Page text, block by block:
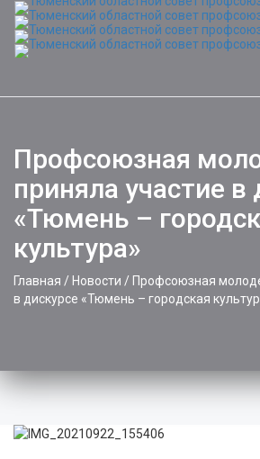
Профсоюзная
приняла участие в
«Тюмень –
культура»
Главная / Новости / Профсоюзная
в дискурсе «Тюмень – городская